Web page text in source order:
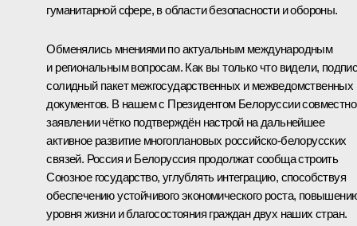
гуманитарной сфере, в области безопасности и обороны.
Обменялись мнениями по актуальным международным
и региональным вопросам. Как вы только что видели,
солидный пакет межгосударственных и межведомственных
документов. В нашем с Президентом Белоруссии
заявлении чётко подтверждён настрой на дальнейшее
активное развитие многоплановых российско-белорусских
связей. Россия и Белоруссия продолжат сообща строить
Союзное государство, углублять интеграцию, способствуя
обеспечению устойчивого экономического роста,
уровня жизни и благосостояния граждан двух наших стран.